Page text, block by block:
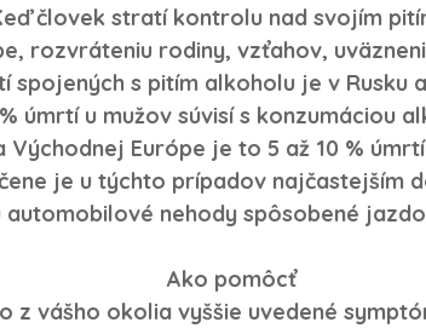
človek stratí kontrolu nad svojím
rozvráteniu rodiny, vzťahov,
spojených s pitím alkoholu je v Rusku
úmrtí u mužov súvisí s konzumáciou
Východnej Európe je to 5 až 10 %
je u týchto prípadov najčastejším
automobilové nehody spôsobené
Ako pomôcť
z vášho okolia vyššie uvedené